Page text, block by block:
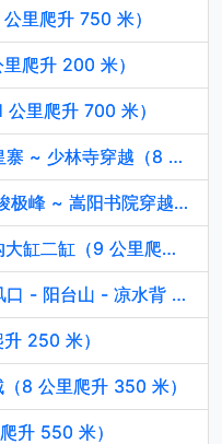
里爬升 750 米）
爬升 200 米）
里爬升 700 米）
31. 嵩山少室山之好汉坡 ~ 三皇寨 ~ 少林寺穿越（8 公里爬升 600 米）
32. 嵩山太室山之卢崖瀑布 ~ 峻极峰 ~ 嵩阳书院穿越（15 公里爬升 1100 米）
33. 王平口挖黄铁矿后爬门头沟大缸二缸（9 公里爬升 400 米）
34. 凤凰岭南线 - 小风口 - 大风口 - 阳台山 - 凉水背 - 车耳营环线（12 公里爬升 1050 米）
250 米）
8 公里爬升 350 米）
升 550 米）